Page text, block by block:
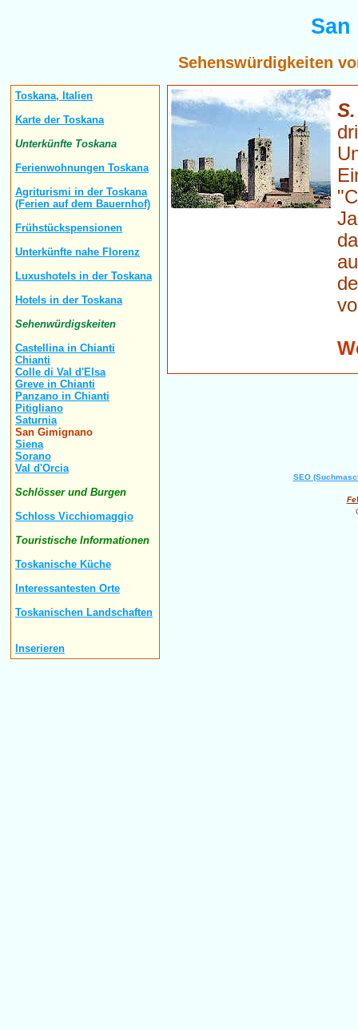
Sehenswürdigkeiten
Toskana, Italien
Karte der Toskana
Unterkünfte Toskana
Ferienwohnungen Toskana
Agriturismi in der Toskana
(Ferien auf dem Bauernhof)
Frühstückspensionen
Unterkünfte nahe Florenz
Luxushotels in der Toskana
Hotels in der Toskana
Sehenwürdigskeiten
Castellina in Chianti
Chianti
Colle di Val d'Elsa
Greve in Chianti
Panzano in Chianti
Pitigliano
Saturnia
San Gimignano
Siena
Sorano
Val d'Orcia
Schlösser und Burgen
Schloss Vicchiomaggio
Touristische Informationen
Toskanische Küche
Interessantesten Orte
Toskanischen Landschaften
Inserieren
SEO